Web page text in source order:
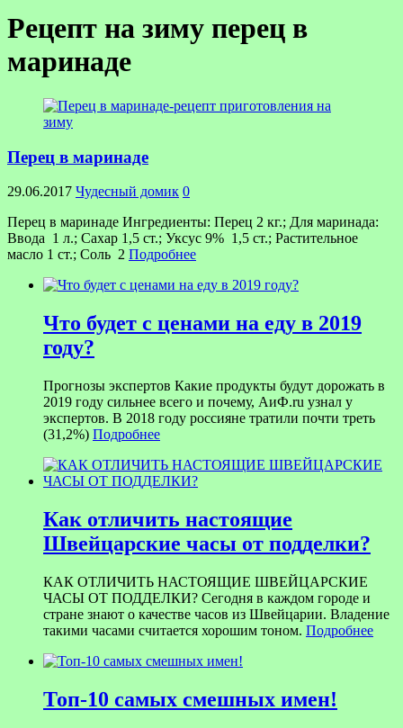
Рецепт на зиму перец в
маринаде
Перец в маринаде
29.06.2017 Чудесный домик 0
Перец в маринаде Ингредиенты: Перец 2 кг.; Для маринада:
Ввода 1 л.; Сахар 1,5 ст.; Уксус 9% 1,5 ст.; Растительное
масло 1 ст.; Соль 2 Подробнее
Что будет с ценами на еду в 2019
году?
Прогнозы экспертов Какие продукты будут дорожать в
2019 году сильнее всего и почему, АиФ.ru узнал у
экспертов. В 2018 году россияне тратили почти треть
(31,2%) Подробнее
Как отличить настоящие
Швейцарские часы от подделки?
КАК ОТЛИЧИТЬ НАСТОЯЩИЕ ШВЕЙЦАРСКИЕ
ЧАСЫ ОТ ПОДДЕЛКИ? Сегодня в каждом городе и
стране знают о качестве часов из Швейцарии. Владение
такими часами считается хорошим тоном. Подробнее
Топ-10 самых смешных имен!